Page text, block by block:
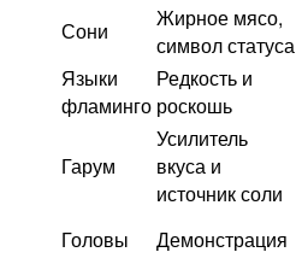
Сони
Жирное мясо,
символ статуса
Языки
фламинго
Редкость и
роскошь
Гарум
Усилитель
вкуса и
источник соли
Головы
Демонстрация